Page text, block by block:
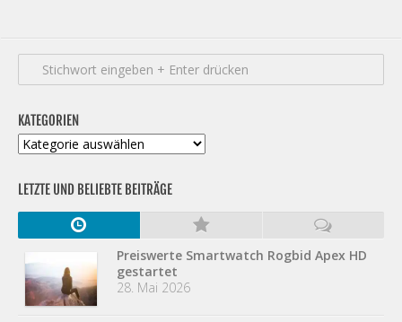
KATEGORIEN
Kategorien
LETZTE UND BELIEBTE BEITRÄGE
Preiswerte Smartwatch Rogbid Apex HD
gestartet
28. Mai 2026